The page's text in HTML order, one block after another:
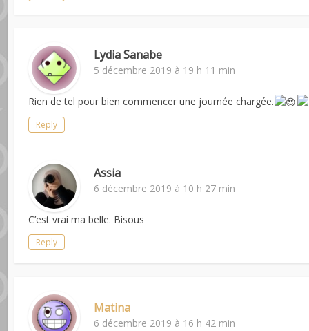
Lydia Sanabe
5 décembre 2019 à 19 h 11 min
Rien de tel pour bien commencer une journée chargée.
Reply
Assia
6 décembre 2019 à 10 h 27 min
C’est vrai ma belle. Bisous
Reply
Matina
6 décembre 2019 à 16 h 42 min